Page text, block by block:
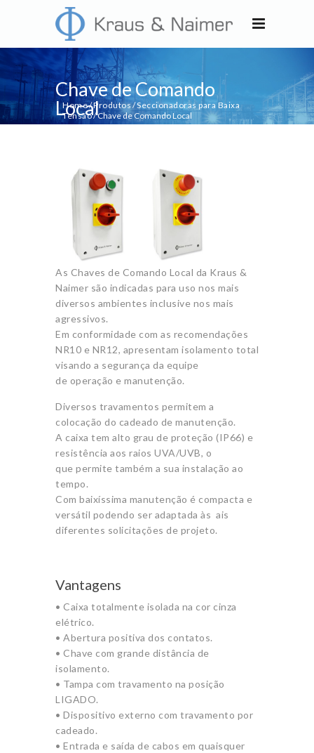
Chave de Comando
Local
Home/Produtos/Seccionadoras para Baixa
Tensão/Chave de Comando Local
As Chaves de Comando Local da Kraus &
Naimer são indicadas para uso nos mais
diversos ambientes inclusive nos mais
agressivos.
Em conformidade com as recomendações
NR10 e NR12, apresentam isolamento total
visando a segurança da equipe
de operação e manutenção.
Diversos travamentos permitem a
colocação do cadeado de manutenção.
A caixa tem alto grau de proteção (IP66) e
resistência aos raios UVA/UVB, o
que permite também a sua instalação ao
tempo.
Com baixíssima manutenção é compacta e
versátil podendo ser adaptada às ais
diferentes solicitações de projeto.
Vantagens
• Caixa totalmente isolada na cor cinza
elétrico.
• Abertura positiva dos contatos.
• Chave com grande distância de
isolamento.
• Tampa com travamento na posição
LIGADO.
• Dispositivo externo com travamento por
cadeado.
• Entrada e saída de cabos em quaisquer